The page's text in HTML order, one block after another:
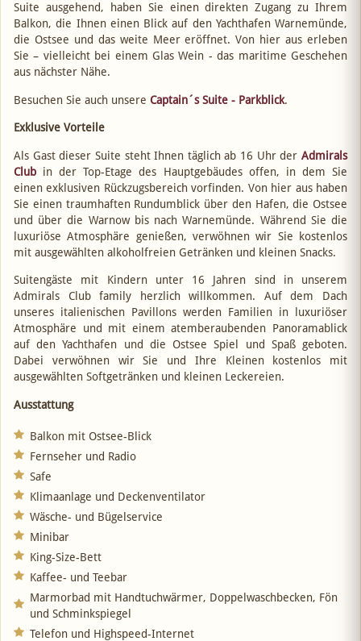
Suite ausgehend, haben Sie einen direkten Zugang zu Ihrem
Balkon, die Ihnen einen Blick auf den Yachthafen Warnemünde,
die Ostsee und das weite Meer eröffnet. Von hier aus erleben
Sie – vielleicht bei einem Glas Wein - das maritime Geschehen
aus nächster Nähe.
Besuchen Sie auch unsere Captain´s Suite - Parkblick.
Exklusive Vorteile
Als Gast dieser Suite steht Ihnen täglich ab 16 Uhr der Admirals
Club in der Top-Etage des Hauptgebäudes offen, in dem Sie
einen exklusiven Rückzugsbereich vorfinden. Von hier aus haben
Sie einen traumhaften Rundumblick über den Hafen, die Ostsee
und über die Warnow bis nach Warnemünde. Während Sie die
luxuriöse Atmosphäre genießen, verwöhnen wir Sie kostenlos
mit ausgewählten alkoholfreien Getränken und kleinen Snacks.
Suitengäste mit Kindern unter 16 Jahren sind in unserem
Admirals Club family herzlich willkommen. Auf dem Dach
unseres italienischen Pavillons werden Familien in luxuriöser
Atmosphäre und mit einem atemberaubenden Panoramablick
auf den Yachthafen und die Ostsee Spiel und Spaß geboten.
Dabei verwöhnen wir Sie und Ihre Kleinen kostenlos mit
ausgewählten Softgetränken und kleinen Leckereien.
Ausstattung
Balkon mit Ostsee-Blick
Fernseher und Radio
Safe
Klimaanlage und Deckenventilator
Wäsche- und Bügelservice
Minibar
King-Size-Bett
Kaffee- und Teebar
Marmorbad mit Handtuchwärmer, Doppelwaschbecken, Fön
und Schminkspiegel
Telefon und Highspeed-Internet